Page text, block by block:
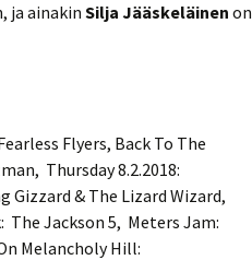
ja ainakinSilja Jääskeläinen on
Flyers, Back To The
Thursday 8.2.2018:
& The Lizard Wizard,
The Jackson 5, Meters Jam:
Melancholy Hill: